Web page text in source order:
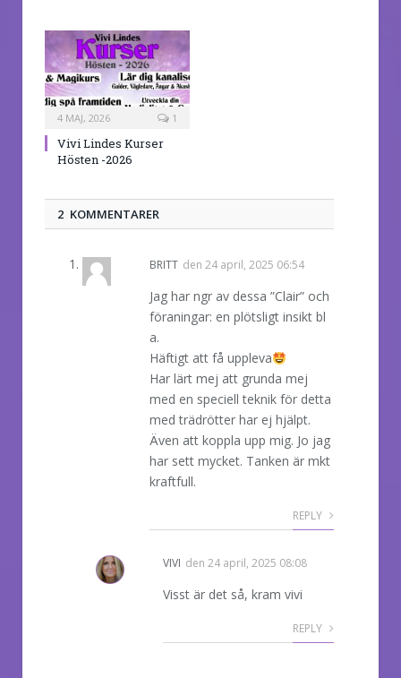
4 MAJ, 2026 1
Vivi Lindes Kurser
Hösten -2026
2 KOMMENTARER
BRITT den 24 april, 2025 06:54
Jag har ngr av dessa ”Clair” och
föraningar: en plötsligt insikt bl
a.
Häftigt att få uppleva
Har lärt mej att grunda mej
med en speciell teknik för detta
med trädrötter har ej hjälpt.
Även att koppla upp mig. Jo jag
har sett mycket. Tanken är mkt
kraftfull.
REPLY
VIVI den 24 april, 2025 08:08
Visst är det så, kram vivi
REPLY